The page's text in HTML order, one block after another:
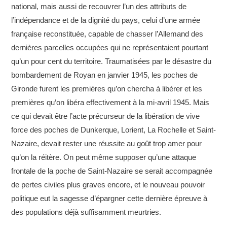
national, mais aussi de recouvrer l’un des attributs de
l’indépendance et de la dignité du pays, celui d’une armée
française reconstituée, capable de chasser l’Allemand des
dernières parcelles occupées qui ne représentaient pourtant
qu’un pour cent du territoire. Traumatisées par le désastre du
bombardement de Royan en janvier 1945, les poches de
Gironde furent les premières qu’on chercha à libérer et les
premières qu’on libéra effectivement à la mi-avril 1945. Mais
ce qui devait être l’acte précurseur de la libération de vive
force des poches de Dunkerque, Lorient, La Rochelle et Saint-
Nazaire, devait rester une réussite au goût trop amer pour
qu’on la réitère. On peut même supposer qu’une attaque
frontale de la poche de Saint-Nazaire se serait accompagnée
de pertes civiles plus graves encore, et le nouveau pouvoir
politique eut la sagesse d’épargner cette dernière épreuve à
des populations déjà suffisamment meurtries.